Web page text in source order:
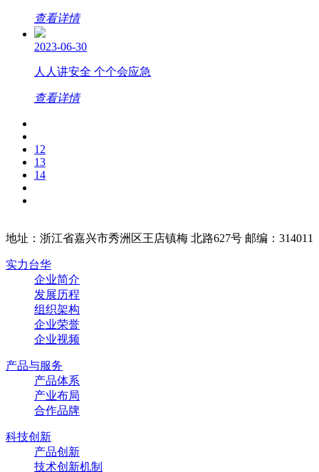
查看详情
2023-06-30
人人讲安全 个个会应急
查看详情
12
13
14
地址：浙江省嘉兴市秀洲区王店镇梅 北路627号 邮编：314011
实力台华
企业简介
发展历程
组织架构
企业荣誉
企业视频
产品与服务
产品体系
产业布局
合作品牌
科技创新
产品创新
技术创新机制